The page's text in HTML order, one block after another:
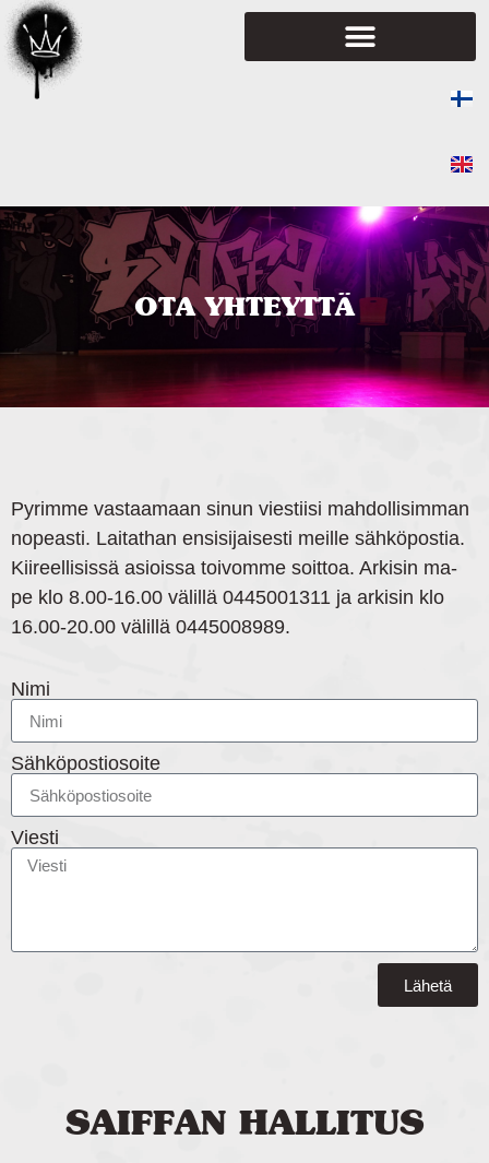
OTA YHTEYTTÄ
Pyrimme vastaamaan sinun viestiisi mahdollisimman
nopeasti. Laitathan ensisijaisesti meille sähköpostia.
Kiireellisissä asioissa toivomme soittoa. Arkisin ma-
pe klo 8.00-16.00 välillä 0445001311 ja arkisin klo
16.00-20.00 välillä 0445008989.
Nimi
Sähköpostiosoite
Viesti
Lähetä
SAIFFAN HALLITUS